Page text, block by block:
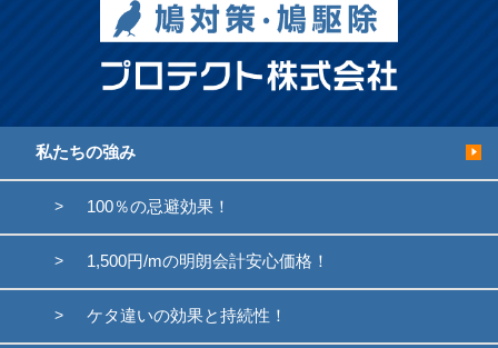
私たちの強み
100％の忌避効果！
1,500円/mの明朗会計安心価格！
ケタ違いの効果と持続性！